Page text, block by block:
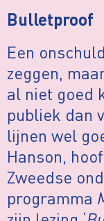
Bulletproof
Een
zeggen,
al niet goed
publiek dan
lijnen wel
Hanson,
Zweedse
programma